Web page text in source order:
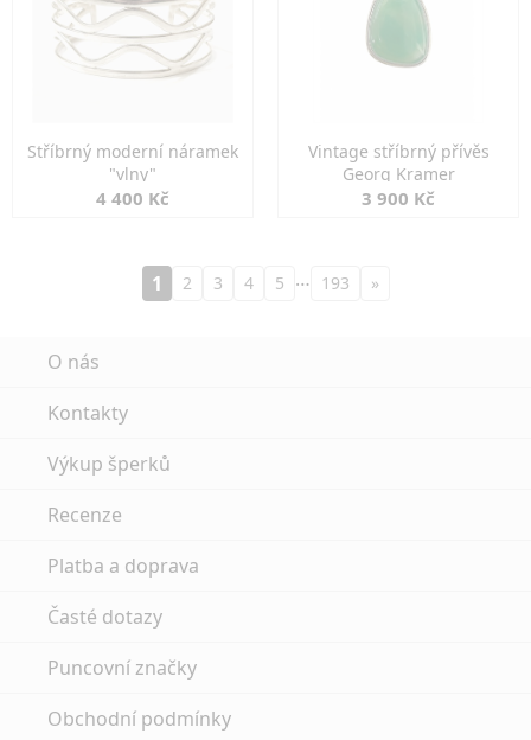
Stříbrný moderní náramek
"vlny"
4 400 Kč
Vintage stříbrný přívěs
Georg Kramer
3 900 Kč
1 2 3 4 5 … 193 »
O nás
Kontakty
Výkup šperků
Recenze
Platba a doprava
Časté dotazy
Puncovní značky
Obchodní podmínky